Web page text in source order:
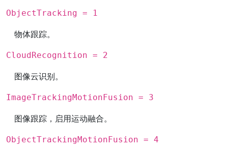
ObjectTracking = 1
物体跟踪。
CloudRecognition = 2
图像云识别。
ImageTrackingMotionFusion = 3
图像跟踪，启用运动融合。
ObjectTrackingMotionFusion = 4